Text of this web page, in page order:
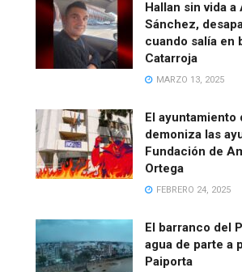
Hallan sin vida a
Sánchez,
cuando salía en
Catarroja
MARZO 13, 2025
El ayuntamiento
demoniza las
Fundación de
Ortega
FEBRERO 24, 2025
El barranco del
agua de parte a
Paiporta